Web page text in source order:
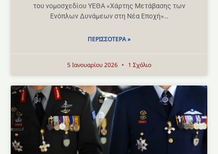
του νομοσχεδίου ΥΕΘΑ «Χάρτης Μετάβασης των
Ενόπλων Δυνάμεων στη Νέα Εποχή»…
ΠΕΡΙΣΣΌΤΕΡΑ »
5 Ιανουαρίου 2026 1 Σχόλιο